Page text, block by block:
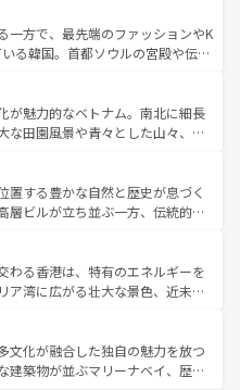
着のハワイ情報
してほしい。
実しており、サーフィンやダイ
、アウトドア好きにはたまらな
彩な魅力を存分に味わいつくそ
ある台湾東部など、都市の喧騒
ており、訪れる人に新しい発見と
。また、奥深い台湾の食文化も魅
ツなど、バラエティ豊かな料理
お、新着の台湾情報は コンテンツ一覧を参
一方で、最先端のファッションやK
る韓国。首都ソウルの宮殿や伝統
季折々の自然美を楽しむことが
や焼肉、絶品のストリートフード
理が待っている。夜には、韓国な
韓国の多彩な魅力を心ゆくまで味
みてほしい。 なお、新着の韓国情報はコンテンツ一
が魅力的なベトナム。南北に細長
な田園風景や青々とした山々、世
息づく。ハノイの古い町並みやホ
治時代の建物も、独特の雰囲気を
バラエティの豊かさとおいしさで
、ベトナムコーヒーなどは、ぜ
の地域を訪れてもあたたかい人々
ので、きっと忘れられない旅にな
置する豊かな自然と歴史が息づく
層ビルが立ち並ぶ一方、伝統的な
部ではチェンマイなどの山岳地
部ではプーケットやクラビの美し
を楽しむことができる。タイ料理
暖で、どの季節にも異なる楽しみ
すいタイの人々、仏教を中心とし
光資源が、訪れる旅人を魅了し続
わる香港は、特有のエネルギーを
ア湾に広がる壮大な景色、近未来
るはず。観光スポットが密集し
ろを回れるのも魅力。息をのむよ
験まで、香港を存分に楽しみ尽く
文化が融合した独自の魅力を放つ
建築物が並ぶマリーナベイ、歴史